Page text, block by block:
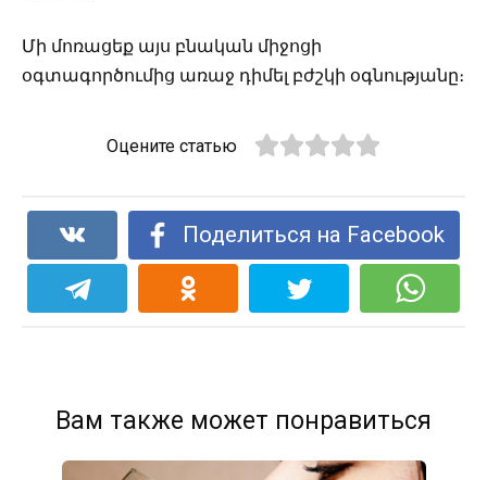
Մի մոռացեք այս բնական միջոցի
օգտագործումից առաջ դիմել բժշկի օգնությանը։
Оцените статью
Поделиться на Facebook
Вам также может понравиться